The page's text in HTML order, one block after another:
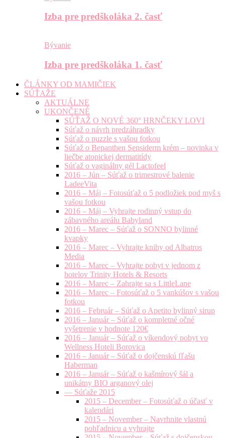
Izba pre predškoláka 2. časť
Bývanie
Izba pre predškoláka 1. časť
ČLÁNKY OD MAMIČIEK
SÚŤAŽE
AKTUÁLNE
UKONČENÉ
SÚŤAŽ O NOVÉ 360° HRNČEKY LOVI
Súťaž o návrh predzáhradky
Súťaž o puzzle s vašou fotkou
Súťaž o Bepanthen Sensiderm krém – novinka v
liečbe atopickej dermatitídy
Súťaž o vaginálny gél Lactofeel
2016 – Jún – Súťaž o trimestrové balenie
LadeeVita
2016 – Máj – Fotosúťaž o 5 podložiek pod myš s
vašou fotkou
2016 – Máj – Vyhrajte rodinný vstup do
zábavného areálu Babyland
2016 – Marec – Súťaž o SONNO bylinné
kvapky
2016 – Marec – Vyhrajte knihy od Albatros
Media
2016 – Marec – Vyhrajte pobyt v jednom z
hotelov Trinity Hotels & Resorts
2016 – Marec – Zahrajte sa s LittleLane
2016 – Marec – Fotosúťaž o 5 vankúšov s vašou
fotkou
2016 – Február – Súťaž o Apetito bylinný sirup
2016 – Január – Súťaž o kompletné očné
vyšetrenie v hodnote 120€
2016 – Január – Súťaž o víkendový pobyt vo
Wellness Hoteli Borovica
2016 – Január – Súťaž o dojčenskú fľašu
Haberman
2016 – Január – Súťaž o kašmírový šál a
unikátny BIO arganový olej
— Súťaže 2015
2015 – December – Fotosúťaž o účasť v
kalendári
2015 – November – Navrhnite vlastnú
pohľadnicu a vyhrajte